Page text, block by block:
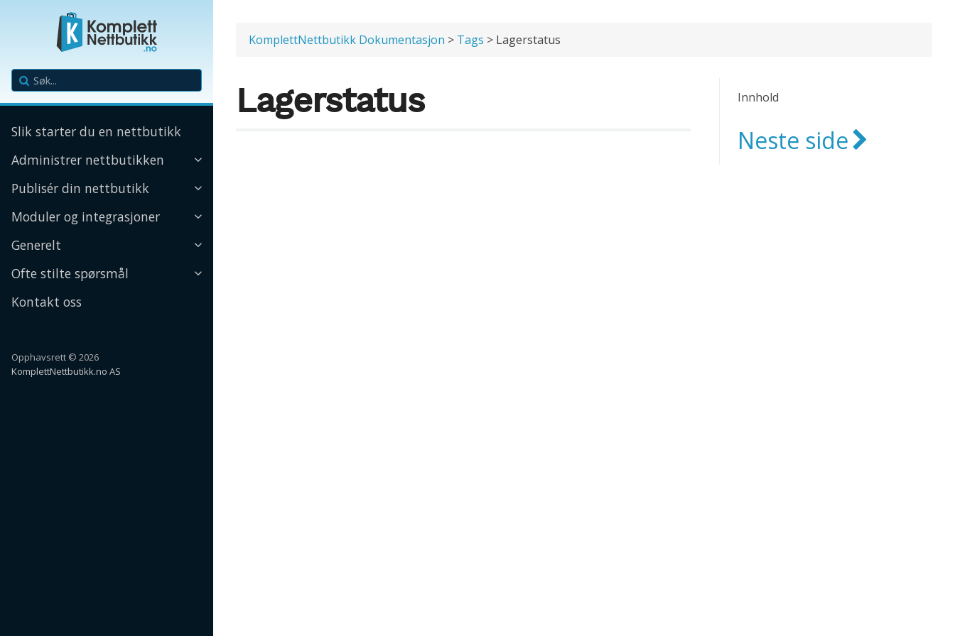
Slik starter du en nettbutikk
Administrer nettbutikken
Publisér din nettbutikk
Moduler og integrasjoner
Generelt
Ofte stilte spørsmål
Kontakt oss
Opphavsrett © 2026
KomplettNettbutikk.no AS
KomplettNettbutikk Dokumentasjon > Tags > Lagerstatus
Innhold
Neste side
Lagerstatus